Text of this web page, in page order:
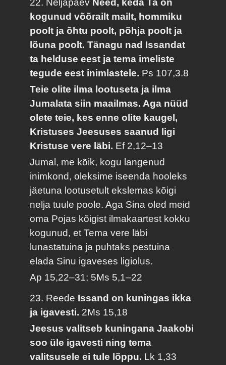
22. Neljapäev Need, keda Ta on
kogunud võõrailt mailt, hommiku
poolt ja õhtu poolt, põhja poolt ja
lõuna poolt. Tänagu nad Issandat
ta helduse eest ja tema imeliste
tegude eest inimlastele. Ps 107,3.8
Teie olite ilma lootuseta ja ilma
Jumalata siin maailmas. Aga nüüd
olete teie, kes enne olite kaugel,
Kristuses Jeesuses saanud ligi
Kristuse vere läbi. Ef 2,12–13
Jumal, me kõik, kogu langenud
inimkond, oleksime iseenda hooleks
jäetuna lootusetult ekslemas kõigi
nelja tuule poole. Aga Sina oled meid
oma Pojas kõigist ilmakaartest kokku
kogunud, et Tema vere läbi
lunastatuina ja puhtaks pestuina
elada Sinu igaveses ligiolus.
Ap 15,22–31; 5Ms 5,1–22
23. Reede Issand on kuningas ikka
ja igavesti. 2Ms 15,18
Jeesus valitseb kuningana Jaakobi
soo üle igavesti ning tema
valitsusele ei tule lõppu. Lk 1,33